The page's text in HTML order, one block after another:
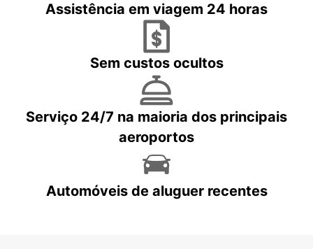
Assistência em viagem 24 horas
Sem custos ocultos
Serviço 24/7 na maioria dos principais
aeroportos
Automóveis de aluguer recentes